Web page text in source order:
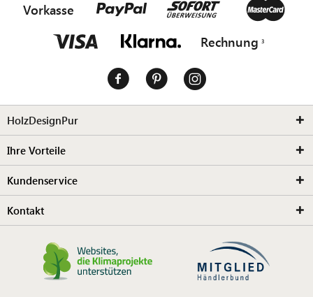
Vorkasse
Rechnung
HolzDesignPur
Ihre Vorteile
Kundenservice
Kontakt